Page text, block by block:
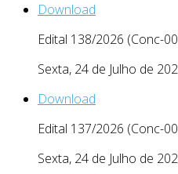
Download
Edital 138/2026 (Conc-
Sexta, 24 de Julho de
Download
Edital 137/2026 (Conc-
Sexta, 24 de Julho de